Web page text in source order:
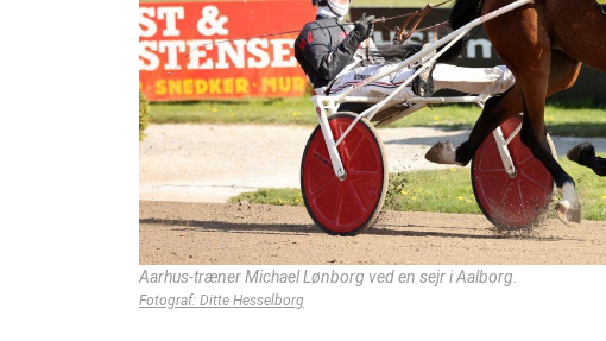
Aarhus-træner Michael Lønborg ved en sejr i Aalborg.
Fotograf: Ditte Hesselborg